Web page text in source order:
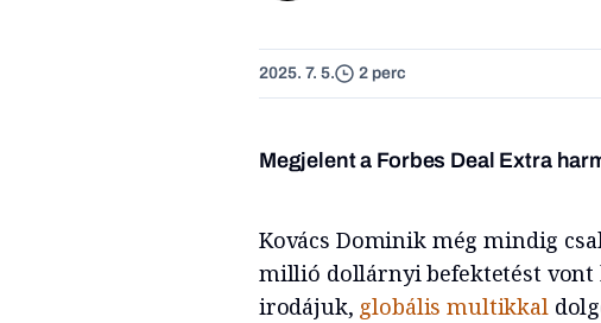
2025. 7. 5. 2 perc
Megjelent a Forbes Deal Extra
Kovács Dominik még mindig
millió dollárnyi befektetést vont
irodájuk, globális multikkal